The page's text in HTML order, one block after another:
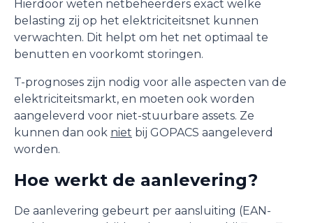
Hierdoor weten netbeheerders exact welke
belasting zij op het elektriciteitsnet kunnen
verwachten. Dit helpt om het net optimaal te
benutten en voorkomt storingen.
T-prognoses zijn nodig voor alle aspecten van de
elektriciteitsmarkt, en moeten ook worden
aangeleverd voor niet-stuurbare assets. Ze
kunnen dan ook niet bij GOPACS aangeleverd
worden.
Hoe werkt de aanlevering?
De aanlevering gebeurt per aansluiting (EAN-